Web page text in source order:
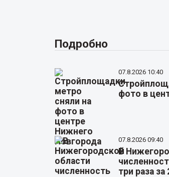
Подробно
07.8.2026 10:40
фото в
07.8.2026 09:40
В
три раза за